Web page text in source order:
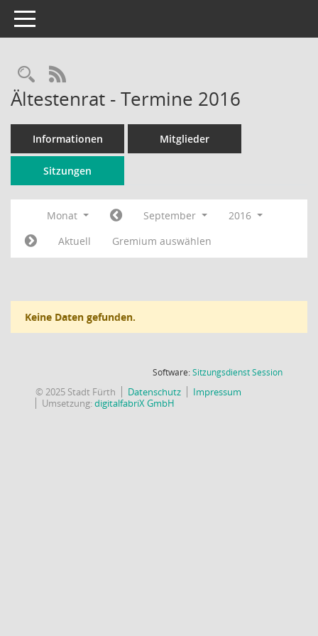
Toggle navigation
Rechercheauswahl
RSS-Feed
Ältestenrat - Termine 2016
Informationen Mitglieder
Sitzungen
Monat September
2016
Aktuell
Gremium auswählen
Keine Daten gefunden.
Software:SitzungsdienstSession(Wird in
© 2025 Stadt Fürth Datenschutz
Impressum
Umsetzung:digitalfabriX GmbH